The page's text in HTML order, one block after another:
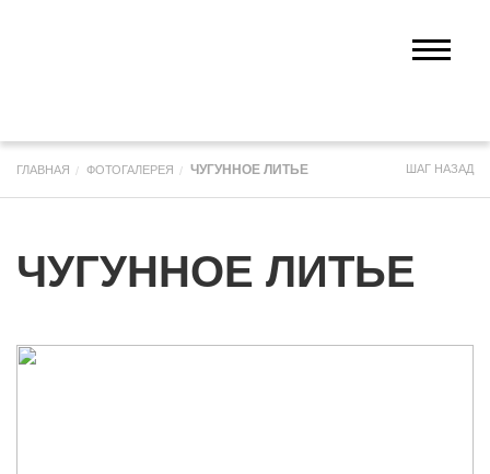
ГЛАВНАЯ ФОТОГАЛЕРЕЯ ЧУГУННОЕ ЛИТЬЕ ШАГ НАЗАД
ЧУГУННОЕ ЛИТЬЕ